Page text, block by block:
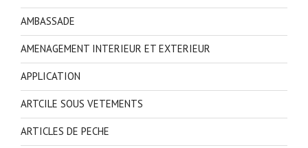
AMBASSADE
AMENAGEMENT INTERIEUR ET EXTERIEUR
APPLICATION
ARTCILE SOUS VETEMENTS
ARTICLES DE PECHE